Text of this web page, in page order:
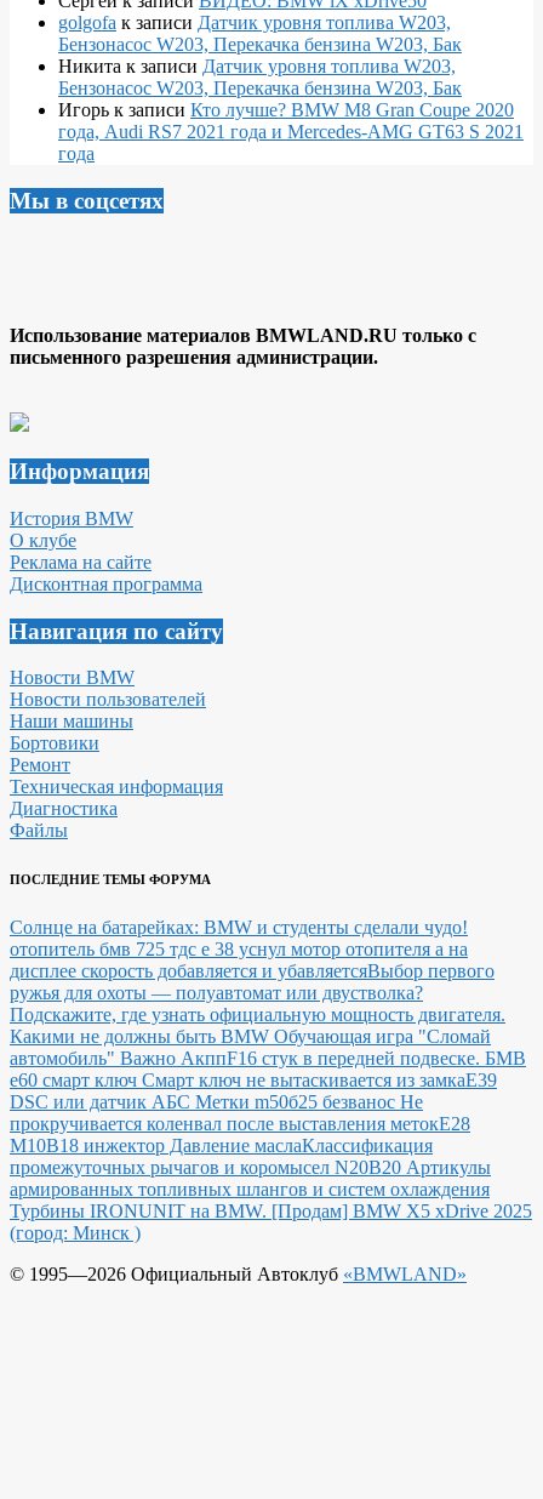
golgofa к записи Датчик уровня топлива W203,
Бензонасос W203, Перекачка бензина W203, Бак
Никита к записи Датчик уровня топлива W203,
Бензонасос W203, Перекачка бензина W203, Бак
Игорь к записи Кто лучше? BMW M8 Gran Coupe 2020
года, Audi RS7 2021 года и Mercedes-AMG GT63 S 2021
года
Мы в соцсетях
Использование материалов BMWLAND.RU только с
письменного разрешения администрации.
Информация
История BMW
О клубе
Реклама на сайте
Дисконтная программа
Навигация по сайту
Новости BMW
Новости пользователей
Наши машины
Бортовики
Ремонт
Техническая информация
Диагностика
Файлы
ПОСЛЕДНИЕ ТЕМЫ ФОРУМА
Солнце на батарейках: BMW и студенты сделали чудо!
отопитель бмв 725 тдс е 38 уснул мотор отопителя а на
дисплее скорость добавляется и убавляетсяВыбор первого
ружья для охоты — полуавтомат или двустволка?
Подскажите, где узнать официальную мощность двигателя.
Какими не должны быть BMW Обучающая игра "Сломай
автомобиль" Важно АкппF16 стук в передней подвеске. БМВ
е60 смарт ключ Смарт ключ не вытаскивается из замкаE39
DSC или датчик АБС Метки m50б25 безванос Не
прокручивается коленвал после выставления метокЕ28
М10В18 инжектор Давление маслаКлассификация
промежуточных рычагов и коромысел N20B20 Артикулы
армированных топливных шлангов и систем охлаждения
Турбины IRONUNIT на BMW. [Продам] BMW X5 xDrive 2025
(город: Минск )
© 1995—2026 Официальный Автоклуб «BMWLAND»